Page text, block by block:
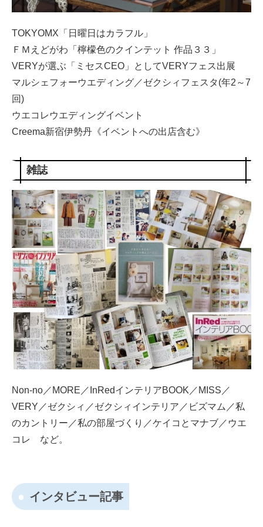
TOKYOMX「日曜日はカラフル」
ＦＭえどがわ「檸檬色のクインテット 作品３３」
VERYが選ぶ「ミセスCEO」としてVERYフェス出展
マルシェフォーウエディング／ゼクシィフェスタ(年2～7
回)
ウエコレウエディングイベント
Creema新宿伊勢丹《イベントへの出店含む》
雑誌
Non-no／MORE／InRedインテリアBOOK／MISS／
VERY／ゼクシィ／ゼクシィインテリア／ビズマム／私
のカントリー／私の部屋づくり／ケイコとマナブ／ウエ
コレ など。
インタビュー記事